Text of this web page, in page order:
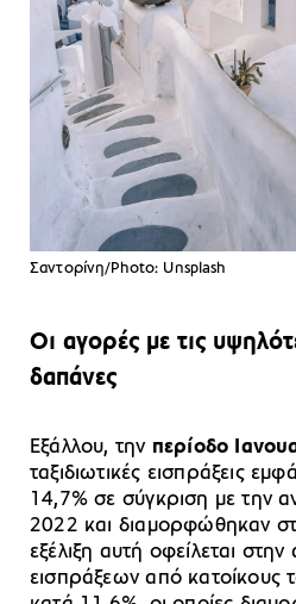
Σαντορίνη/Photo: Unsplash
Οι αγορές με τις
δαπάνες
Εξάλλου, την περίοδο
ταξιδιωτικές εισπράξεις
14,7% σε σύγκριση με την
2022 και διαμορφώθηκαν
εξέλιξη αυτή οφείλεται
εισπράξεων από